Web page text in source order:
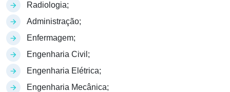
Radiologia;
Administração;
Enfermagem;
Engenharia Civil;
Engenharia Elétrica;
Engenharia Mecânica;